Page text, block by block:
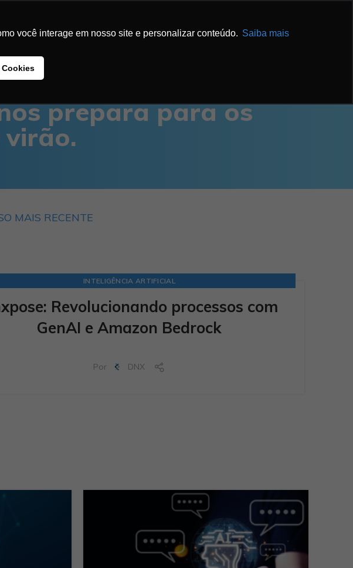
você interage em nosso site e personalizar conteúdo. Saiba mais
prepara para os
virão.
MAIS RECENTE
INTELIGÊNCIA ARTIFICIAL
Revolucionando processos com
GenAI e Amazon Bedrock
Por DNX